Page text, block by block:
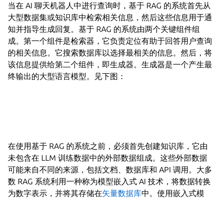
当在 AI 聊天机器人中进行查询时，基于 RAG 的系统首先从
大型数据集或知识库中检索相关信息，然后这些信息用于通
知并指导生成回复。基于 RAG 的系统由两个关键组件组
成。第一个组件是检索器，它负责定位有助于回答用户查询
的相关信息。它搜索数据库以选择最相关的信息。然后，将
该信息提供给第二个组件，即生成器。生成器是一个产生最
终输出的大型语言模型。见下图：
在使用基于 RAG 的系统之前，必须首先创建知识库，它由
未包含在 LLM 训练数据中的外部数据组成。这些外部数据
可能来自不同的来源，包括文档、数据库和 API 调用。大多
数 RAG 系统利用一种称为模型嵌入式 AI 技术，将数据转换
为数字表示，并将其存储在矢量数据库中。使用嵌入式模